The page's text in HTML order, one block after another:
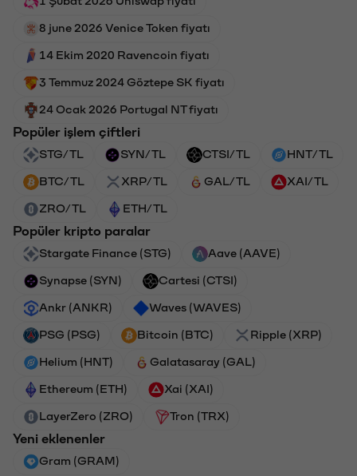
8 june 2026 Venice Token fiyatı
14 Ekim 2020 Ravencoin fiyatı
3 Temmuz 2024 Göztepe SK fiyatı
24 Ocak 2026 Portugal NT fiyatı
Popüler işlem çiftleri
STG/TL SYN/TL CTSI/TL HNT/TL
BTC/TL XRP/TL GAL/TL XAI/TL
ZRO/TL ETH/TL
Popüler kripto paralar
Stargate Finance (STG) Aave (AAVE)
Synapse (SYN) Cartesi (CTSI)
Ankr (ANKR) Waves (WAVES)
PSG (PSG) Bitcoin (BTC) Ripple (XRP)
Helium (HNT) Galatasaray (GAL)
Ethereum (ETH) Xai (XAI)
LayerZero (ZRO) Tron (TRX)
Yeni eklenenler
Gram (GRAM)